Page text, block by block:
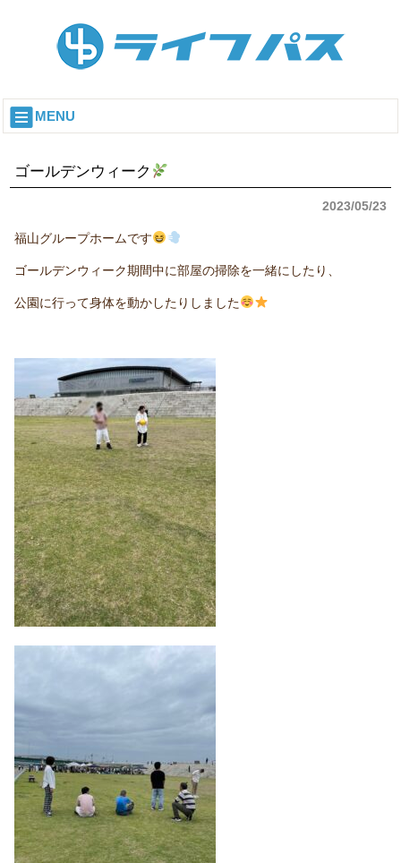
MENU
ゴールデンウィーク
2023/05/23
福山グループホームです
ゴールデンウィーク期間中に部屋の掃除を一緒にしたり、
公園に行って身体を動かしたりしました